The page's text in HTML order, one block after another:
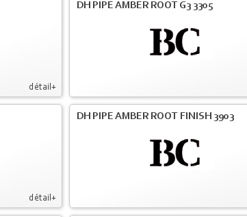
détail+
DH PIPE AMBER ROOT G3 3305
détail+
DH PIPE AMBER ROOT FINISH 3903